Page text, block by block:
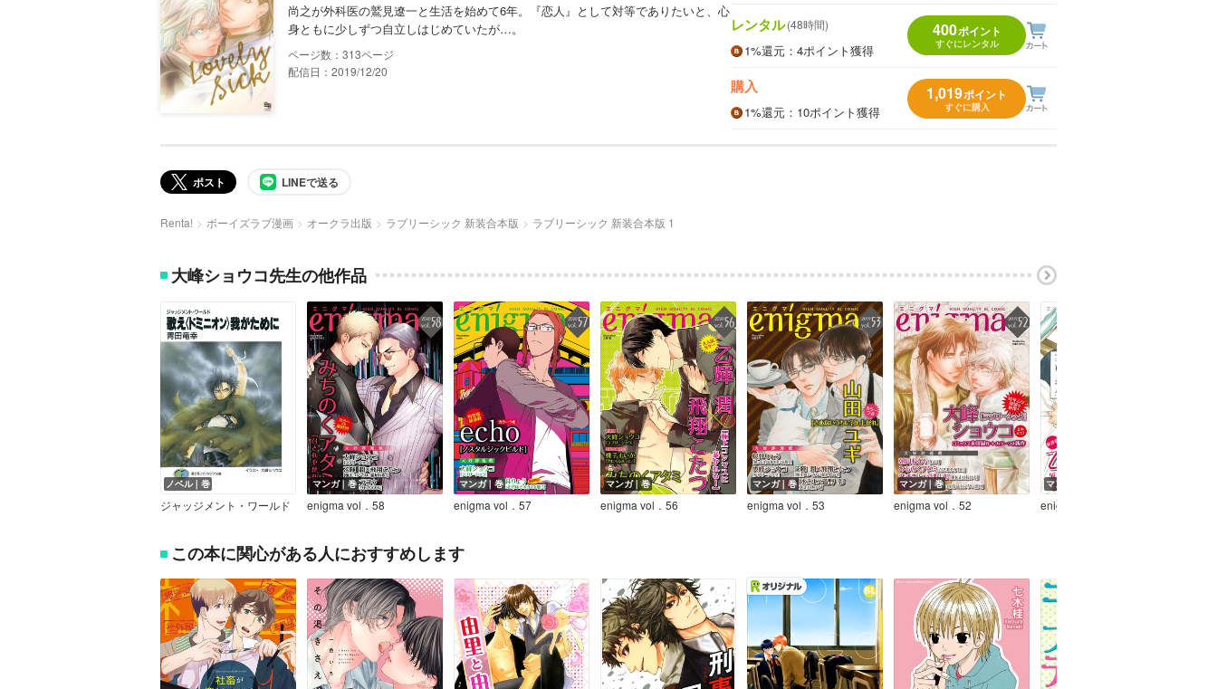
尚之が外科医の鷲見遼一と生活を始めて6年。『恋人』として対等でありたいと、心
身ともに少しずつ自立しはじめていたが…。
313
配信日：2019/12/20
レンタル(48時間)
1%還元 ：4ポイント獲得
400ポイント
すぐにレンタル
購入
1%還元 ：10ポイント獲得
1,019ポイント
すぐに購入
ポスト LINEで送る
Renta! ボーイズラブ漫画 オークラ出版 ラブリーシック 新装合本版 ラブリーシック 新装合本版 1
大峰ショウコ先生の他作品
ノベル｜巻
ジャッジメント・ワールド
マンガ｜巻
enigma vol．58
マンガ｜巻
enigma vol．57
マンガ｜巻
enigma vol．56
マンガ｜巻
enigma vol．53
マンガ｜巻
enigma vol．52
マンガ｜巻
enigma vol．49
この本に関心がある人におすすめします